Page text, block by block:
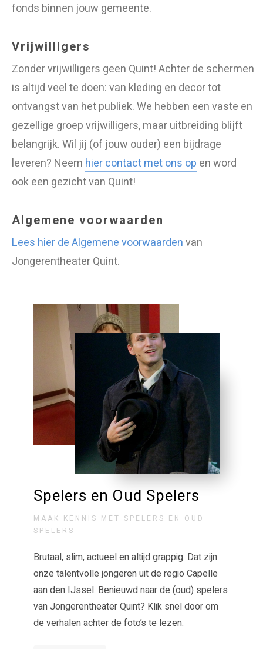
fonds binnen jouw gemeente.
​Vrijwilligers
Zonder vrijwilligers geen Quint! Achter de schermen
is altijd veel te doen: van kleding en decor tot
ontvangst van het publiek. We hebben een vaste en
gezellige groep vrijwilligers, maar uitbreiding blijft
belangrijk. Wil jij (of jouw ouder) een bijdrage
leveren? Neem hier contact met ons op en word
ook een gezicht van Quint!
​Algemene voorwaarden
Lees hier de Algemene voorwaardenvan
Jongerentheater Quint.
Spelers en Oud Spelers
MAAK KENNIS MET SPELERS EN OUD
SPELERS
Brutaal, slim, actueel en altijd grappig. Dat zijn
onze talentvolle jongeren uit de regio Capelle
aan den IJssel. Benieuwd naar de (oud) spelers
van Jongerentheater Quint? Klik snel door om
de verhalen achter de foto’s te lezen.